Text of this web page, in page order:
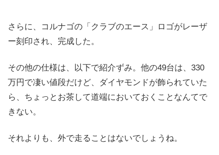
さらに、コルナゴの「クラブのエース」ロゴがレーザ
ー刻印され、完成した。
その他の仕様は、以下で紹介ずみ。他の49台は、330
万円で凄い値段だけど、ダイヤモンドが飾られていた
ら、ちょっとお茶して道端においておくことなんてで
きない。
それよりも、外で走ることはないでしょうね。